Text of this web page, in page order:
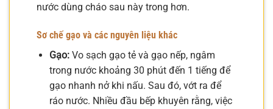
nước dùng cháo sau này trong hơn.
Sơ chế gạo và các nguyên liệu khác
Gạo:Vo sạch gạo tẻ và gạo nếp, ngâm
trong nước khoảng 30 phút đến 1 tiếng để
gạo nhanh nở khi nấu. Sau đó, vớt ra để
ráo nước. Nhiều đầu bếp khuyên rằng, việc